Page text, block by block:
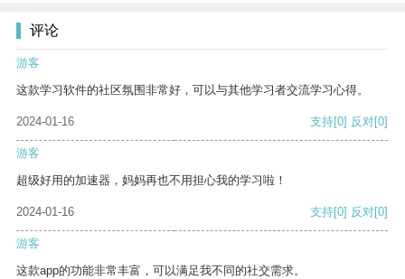
评论
游客
这款学习软件的社区氛围非常好，可以与其他学习者交流学习心得。
2024-01-16 支持[0] 反对[0]
游客
超级好用的加速器，妈妈再也不用担心我的学习啦！
2024-01-16 支持[0] 反对[0]
游客
这款app的功能非常丰富，可以满足我不同的社交需求。